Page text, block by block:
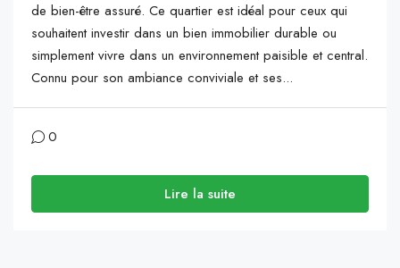
de bien-être assuré. Ce quartier est idéal pour ceux qui
souhaitent investir dans un bien immobilier durable ou
simplement vivre dans un environnement paisible et central.
Connu pour son ambiance conviviale et ses...
0
Lire la suite